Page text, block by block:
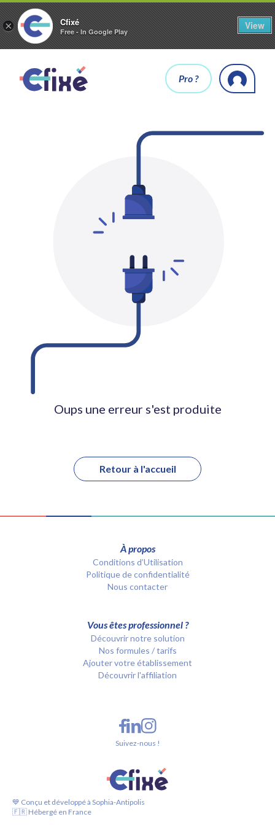
× Cfixé
Free - In Google Play
View
Pro ?
Oups une erreur s'est produite
Retour à l'accueil
À propos
Conditions d’Utilisation
Politique de confidentialité
Nous contacter
Vous êtes professionnel ?
Découvrir notre solution
Nos formules / tarifs
Ajouter votre établissement
Découvrir l'affiliation
💙 Conçu et développé à Sophia-Antipolis
🇫🇷 Hébergé en France
Suivez-nous !